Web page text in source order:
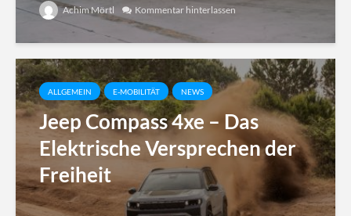
Achim Mörtl Kommentar hinterlassen
ALLGEMEIN E-MOBILITÄT NEWS
Jeep Compass 4xe – Das
Elektrische Versprechen der
Freiheit